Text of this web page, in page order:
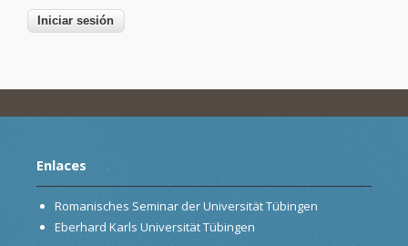
Enlaces
Romanisches Seminar der Universität Tübingen
Eberhard Karls Universität Tübingen